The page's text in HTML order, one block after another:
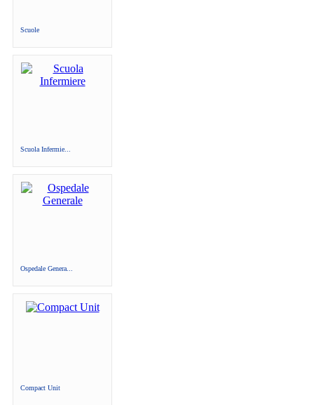
Scuole
Scuola Infermie...
Ospedale Genera...
Compact Unit